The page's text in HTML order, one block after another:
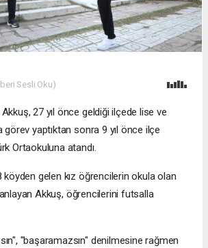
Sesli Oku)
27 yıl önce geldiği ilçede lise ve
yaptıktan sonra 9 yıl önce ilçe
Ortaokuluna atandı.
köyden gelen kız öğrencilerin okula olan
Akkuş, öğrencilerini futsalla
"başaramazsın" denilmesine rağmen